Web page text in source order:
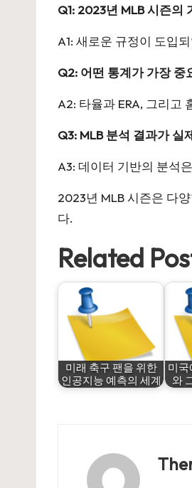
Q1: 2023년 MLB 시즌의
A1: 새로운 규정이 도입
Q2: 어떤 통계가 가장 중
A2: 타율과 ERA, 그리고
Q3: MLB 분석 결과가 실
A3: 데이터 기반의 분석
2023년 MLB 시즌은 다
다.
Related
미래 축구 팬을 위한
인공지능 예측의 세계
미국
와